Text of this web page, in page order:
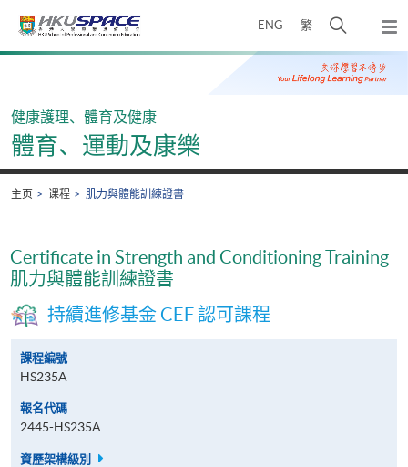
ENG 繁
开
搜
寻
弹
出
主
Main
健康護理、體育及健康
體育、運動及康樂
主页 课程 肌力與體能訓練證書
Certificate in Strength and Conditioning Training
肌力與體能訓練證書
持續進修基金 CEF 認可課程
課程編號
HS235A
報名代碼
2445-HS235A
資歷架構級別